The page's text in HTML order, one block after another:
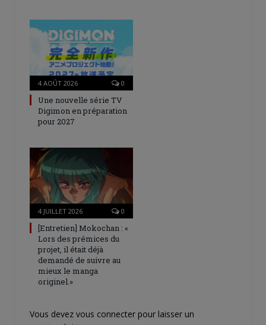
4 AOÛT 2026 0
Une nouvelle série TV
Digimon en préparation
pour 2027
4 JUILLET 2026 0
[Entretien] Mokochan : «
Lors des prémices du
projet, il était déjà
demandé de suivre au
mieux le manga
originel.»
Vous devez vous connecter pour laisser un